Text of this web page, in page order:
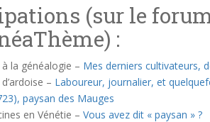
(sur le
:
la généalogie – Mes derniers cultivateurs,
– Laboureur, journalier, et
paysan des Mauges
en Vénétie – Vous avez dit « paysan » ?